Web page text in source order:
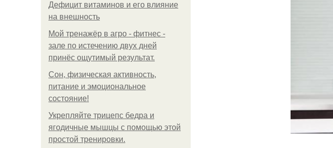
Дефицит витаминов и его влияние
на внешность
Мой тренажёр в агро - фитнес -
зале по истечению двух дней
принёс ощутимый результат.
Сон, физическая активность,
питание и эмоциональное
состояние!
Укрепляйте трицепс бедра и
ягодичные мышцы с помощью этой
простой тренировки.